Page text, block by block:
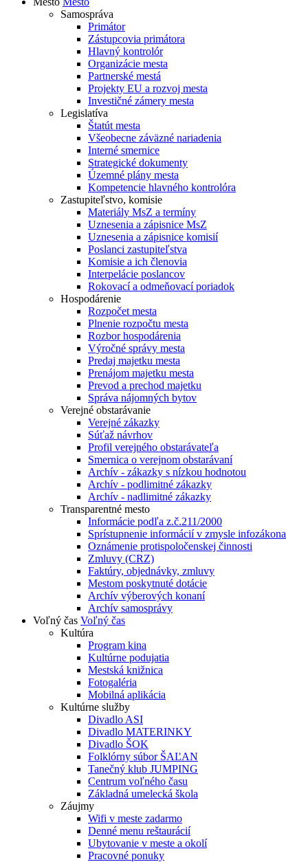
Samospráva
Primátor
Zástupcovia primátora
Hlavný kontrolór
Organizácie mesta
Partnerské mestá
Projekty EU a rozvoj mesta
Investičné zámery mesta
Legislatíva
Štatút mesta
Všeobecne záväzné nariadenia
Interné smernice
Strategické dokumenty
Územné plány mesta
Kompetencie hlavného kontrolóra
Zastupiteľstvo, komisie
Materiály MsZ a termíny
Uznesenia a zápisnice MsZ
Uznesenia a zápisnice komisií
Poslanci zastupiteľstva
Komisie a ich členovia
Interpelácie poslancov
Rokovací a odmeňovací poriadok
Hospodárenie
Rozpočet mesta
Plnenie rozpočtu mesta
Rozbor hospodárenia
Výročné správy mesta
Predaj majetku mesta
Prenájom majetku mesta
Prevod a prechod majetku
Správa nájomných bytov
Verejné obstarávanie
Verejné zákazky
Súťaž návrhov
Profil verejného obstarávateľa
Smernica o verejnom obstarávaní
Archív - zákazky s nízkou hodnotou
Archív - podlimitné zákazky
Archív - nadlimitné zákazky
Transparentné mesto
Informácie podľa z.č.211/2000
Sprístupnenie informácií v zmysle infozákona
Oznámenie protispoločenskej činnosti
Zmluvy (CRZ)
Faktúry, objednávky, zmluvy
Mestom poskytnuté dotácie
Archív výberových konaní
Archív samosprávy
Voľný čas Voľný čas
Kultúra
Program kina
Kultúrne podujatia
Mestská knižnica
Fotogaléria
Mobilná aplikácia
Kultúrne služby
Divadlo ASI
Divadlo MATERINKY
Divadlo ŠOK
Folklórny súbor ŠAĽAN
Tanečný klub JUMPING
Centrum voľného času
Základná umelecká škola
Záujmy
Wifi v meste zadarmo
Denné menu reštaurácií
Ubytovanie v meste a okolí
Pracovné ponuky